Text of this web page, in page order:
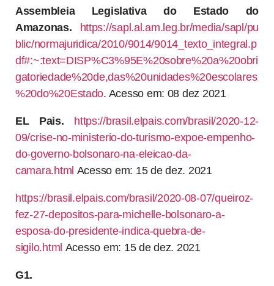
Assembleia Legislativa do Estado do
Amazonas.
https://sapl.al.am.leg.br/media/sapl/pu
blic/normajuridica/2010/9014/9014_texto_integral.p
df#:~:text=DISP%C3%95E%20sobre%20a%20obri
gatoriedade%20de,das%20unidades%20escolares
%20do%20Estado. Acesso em: 08 dez 2021
EL Pais.
https://brasil.elpais.com/brasil/2020-12-
09/crise-no-ministerio-do-turismo-expoe-empenho-
do-governo-bolsonaro-na-eleicao-da-
camara.html Acesso em: 15 de dez. 2021
https://brasil.elpais.com/brasil/2020-08-07/queiroz-
fez-27-depositos-para-michelle-bolsonaro-a-
esposa-do-presidente-indica-quebra-de-
sigilo.html Acesso em: 15 de dez. 2021
G1.